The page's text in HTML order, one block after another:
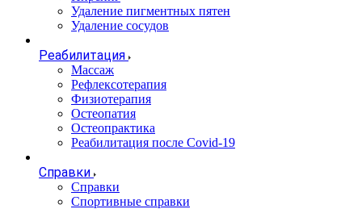
Удаление пигментных пятен
Удаление сосудов
Реабилитация
Массаж
Рефлексотерапия
Физиотерапия
Остеопатия
Остеопрактика
Реабилитация после Covid-19
Справки
Справки
Спортивные справки